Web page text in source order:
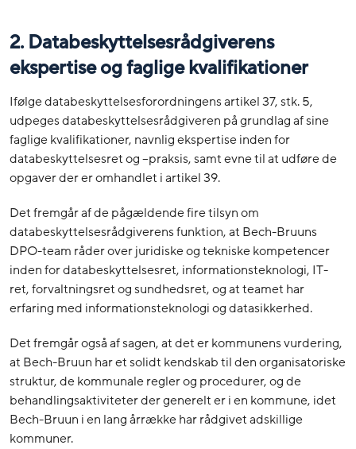
2. Databeskyttelsesrådgiverens
ekspertise og faglige kvalifikationer
Ifølge databeskyttelsesforordningens artikel 37, stk. 5,
udpeges databeskyttelsesrådgiveren på grundlag af sine
faglige kvalifikationer, navnlig ekspertise inden for
databeskyttelsesret og –praksis, samt evne til at udføre de
opgaver der er omhandlet i artikel 39.
Det fremgår af de pågældende fire tilsyn om
databeskyttelsesrådgiverens funktion, at Bech-Bruuns
DPO-team råder over juridiske og tekniske kompetencer
inden for databeskyttelsesret, informationsteknologi, IT-
ret, forvaltningsret og sundhedsret, og at teamet har
erfaring med informationsteknologi og datasikkerhed.
Det fremgår også af sagen, at det er kommunens vurdering,
at Bech-Bruun har et solidt kendskab til den organisatoriske
struktur, de kommunale regler og procedurer, og de
behandlingsaktiviteter der generelt er i en kommune, idet
Bech-Bruun i en lang årrække har rådgivet adskillige
kommuner.